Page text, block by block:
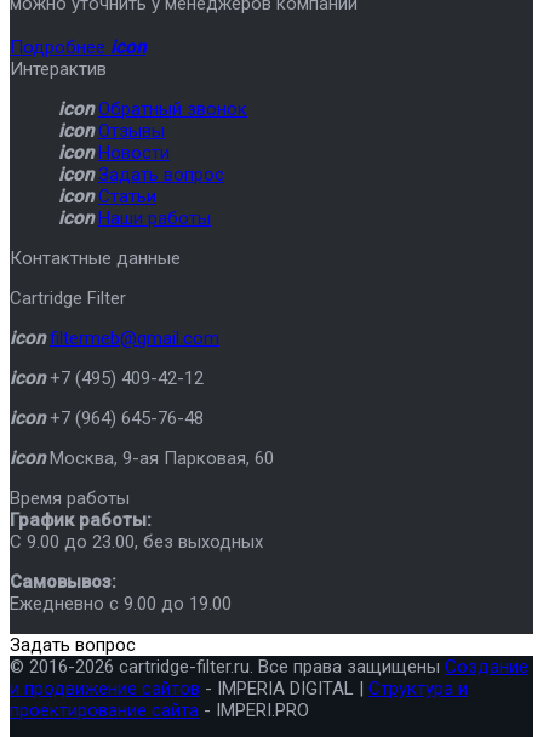
Подробнее icon
Интерактив
icon Обратный звонок
icon Отзывы
icon Новости
icon Задать вопрос
icon Статьи
icon Наши работы
Контактные данные
Cartridge Filter
icon filtermeb@gmail.com
icon +7 (495) 409-42-12
icon +7 (964) 645-76-48
icon Москва, 9-ая Парковая, 60
Время работы
График работы:
C 9.00 до 23.00, без выходных
Самовывоз:
Ежедневно с 9.00 до 19.00
Задать вопрос
© 2016-2026 cartridge-filter.ru. Все права защищены Создание
и продвижение сайтов - IMPERIA DIGITAL | Структура и
проектирование сайта - IMPERI.PRO